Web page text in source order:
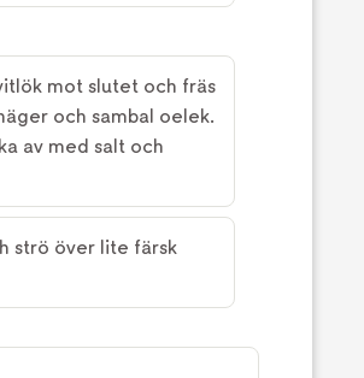
mot slutet och fräs
och sambal oelek.
av med salt och
strö över lite färsk